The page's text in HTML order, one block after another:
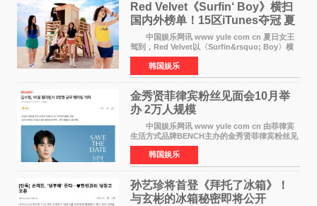
Red Velvet《Surfin‘ Boy》横扫
国内外榜单！15区iTunes夺冠 夏
日女王强势回归
中国娱乐网讯 www yule com cn 夏日女王
驾到，Red Velvet以〈Surfin&rsquo; Boy〉横
扫国内外榜单，获得音乐粉丝的热烈反响。
Red Velvet于3日发行了夏日迷你专辑《Velvet
Summer》，
韩国娱乐
金秀贤菲律宾粉丝见面会10月举
办 2万人规模
中国娱乐网讯 www yule com cn 由菲律宾
生活方式品牌BENCH主办的金秀贤菲律宾粉丝见
面会，将于10月2日在马尼拉SM Mall of
Asia（MOA）竞技场举行，预计规模达2万人。
这也是金秀贤自去年陷
韩国娱乐
孙艺珍将首登《拜托了冰箱》！
与玄彬的冰箱秘密即将公开